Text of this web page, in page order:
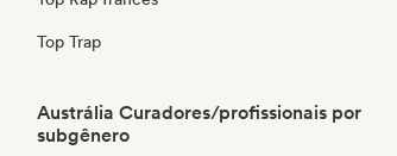
Top Trap
Austrália Curadores/profissionais por
subgênero